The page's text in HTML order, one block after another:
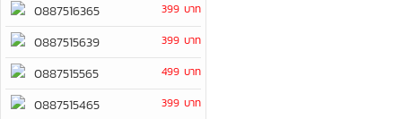
0887516365 399 บาท
0887515639 399 บาท
0887515565 499 บาท
0887515465 399 บาท